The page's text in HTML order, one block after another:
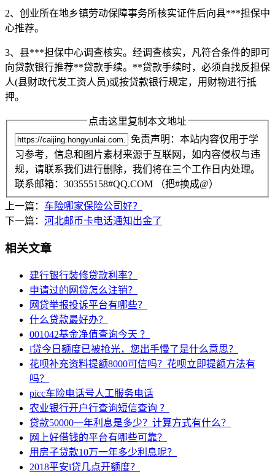
2、创业所在地乡镇劳动保障事务所核实证件后向县***担保中
心推荐。
3、县***担保中心调查核实。经调查核实，凡符合条件的即可
向贷款银行推荐**贷款手续。**贷款手续时，必须自找反担保
人(县财政代发工资人员)或按贷款银行规定，用财物进行抵
押。
点击这里复制本文地址
免责声明：本站内容仅用于学
习参考，信息和图片素材来源于互联网，如内容侵权与违
规，请联系我们进行删除，我们将在三个工作日内处理。
联系邮箱：303555158#QQ.COM （把#换成@）
上一篇： 车险哪家保险公司好？
下一篇： 河北邮币卡电话通知出金了
相关文章
建行银行装修贷款利率？
申请过的网贷怎么注销？
网贷举报投诉平台有哪些？
什么贷款最好办？
001042基金净值查询今天 ？
i贷今日额度已被抢光，您出手慢了是什么意思？
花呗补充资料提额8000可信吗？花呗立即提额方法有
吗？
picc车险电话号人工服务电话
农业银行开户行查询短信查询 ？
贷款50000一年利息是多少？计算方式有什么？
网上好借钱的平台有哪些可靠？
用房子贷款10万一年多少利息呢？
2018平安i贷几点开额度？